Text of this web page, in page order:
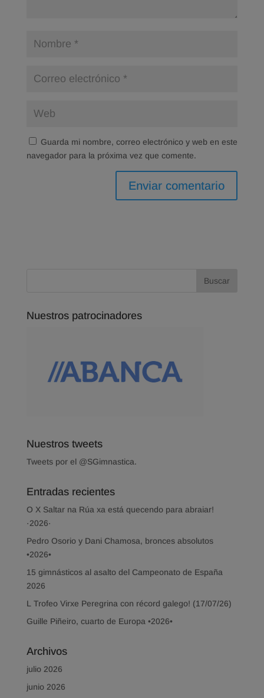
Guarda mi nombre, correo electrónico y web en este
navegador para la próxima vez que comente.
Nuestros patrocinadores
Nuestros tweets
Tweets por el @SGimnastica.
Entradas recientes
O X Saltar na Rúa xa está quecendo para abraiar!
·2026·
Pedro Osorio y Dani Chamosa, bronces absolutos
•2026•
15 gimnásticos al asalto del Campeonato de España
2026
L Trofeo Virxe Peregrina con récord galego! (17/07/26)
Guille Piñeiro, cuarto de Europa •2026•
Archivos
julio 2026
junio 2026